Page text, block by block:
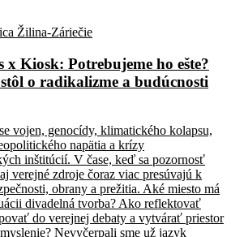
Žilina-Záriečie
x Kiosk: Potrebujeme ho ešte?
o radikalizme a budúcnosti
vojen, genocídy, klimatického kolapsu,
napätia a krízy
inštitúcií. V čase, keď sa pozornosť
verejné zdroje čoraz viac presúvajú k
obrany a prežitia. Aké miesto má
divadelná tvorba? Ako reflektovať
do verejnej debaty a vytvárať priestor
Nevyčerpali sme už jazyk